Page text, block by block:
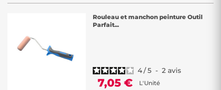
Rouleau et manchon peinture Outil
Parfait...
4/5 - 2 avis
7,05 € L'Unité